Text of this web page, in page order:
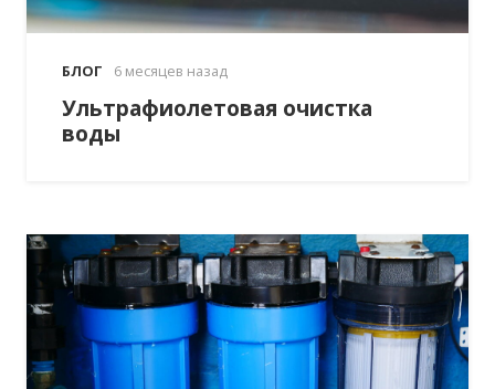
БЛОГ 6 месяцев назад
Ультрафиолетовая очистка
воды